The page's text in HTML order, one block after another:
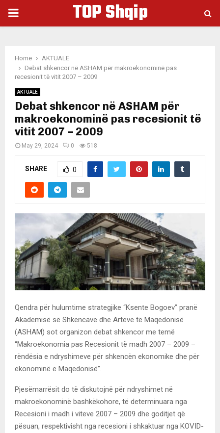
PRIMARY
TOP Shqip
Home
AKTUALE
Debat shkencor në ASHAM për makroekonominë pas
recesionit të vitit 2007 – 2009
AKTUALE
Debat shkencor në ASHAM për
makroekonominë pas recesionit të
vitit 2007 – 2009
May 29, 2024 0 518
SHARE 0
Qendra për hulumtime strategjike “Ksente Bogoev” pranë
Akademisë së Shkencave dhe Arteve të Maqedonisë
(ASHAM) sot organizon debat shkencor me temë
“Makroekonomia pas Recesionit të madh 2007 – 2009 –
rëndësia e ndryshimeve për shkencën ekonomike dhe për
ekonominë e Maqedonisë”.
Pjesëmarrësit do të diskutojnë për ndryshimet në
makroekonominë bashkëkohore, të determinuara nga
Recesioni i madh i viteve 2007 – 2009 dhe goditjet që
pësuan, respektivisht nga recesioni i shkaktuar nga KOVID-